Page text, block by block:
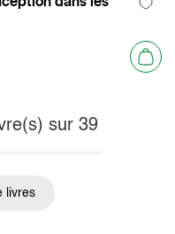
sur 39
livres